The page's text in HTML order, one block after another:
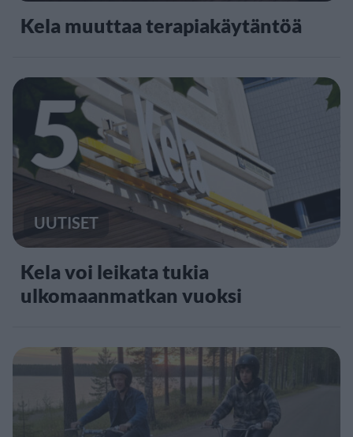
Kela muuttaa terapiakäytäntöä
5
UUTISET
Kela voi leikata tukia
ulkomaanmatkan vuoksi